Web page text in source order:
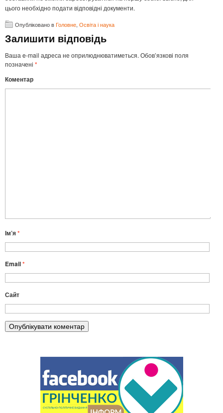
цього необхідно подати відповідні документи.
Опубліковано вГоловне, Освіта і наука
Залишити відповідь
Ваша e-mail адреса не оприлюднюватиметься. Обов’язкові поля
позначені *
Коментар
Ім’я*
Email*
Сайт